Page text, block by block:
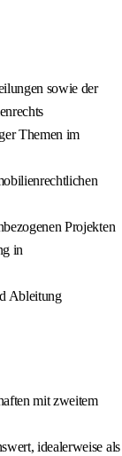
sowie der
Themen im
Projekten
in
Ableitung
mit zweitem
idealerweise als